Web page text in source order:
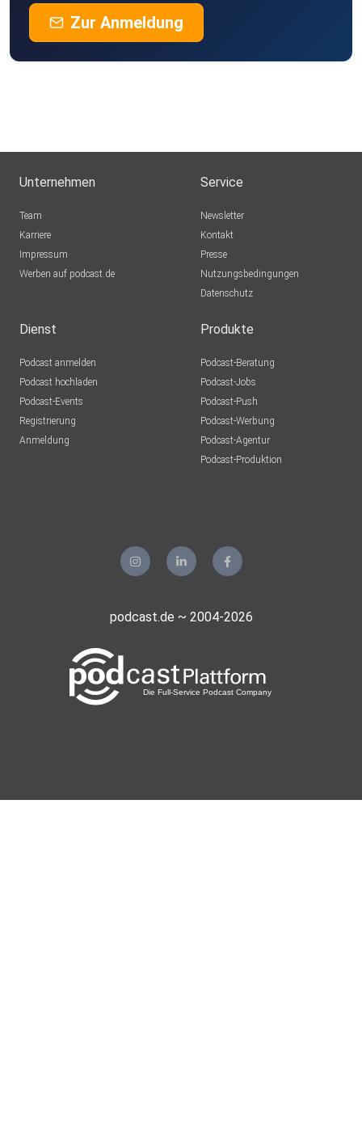
Zur Anmeldung
Unternehmen
Team
Karriere
Impressum
Werben auf podcast.de
Service
Newsletter
Kontakt
Presse
Nutzungsbedingungen
Datenschutz
Dienst
Podcast anmelden
Podcast hochladen
Podcast-Events
Registrierung
Anmeldung
Produkte
Podcast-Beratung
Podcast-Jobs
Podcast-Push
Podcast-Werbung
Podcast-Agentur
Podcast-Produktion
podcast.de ~ 2004-2026